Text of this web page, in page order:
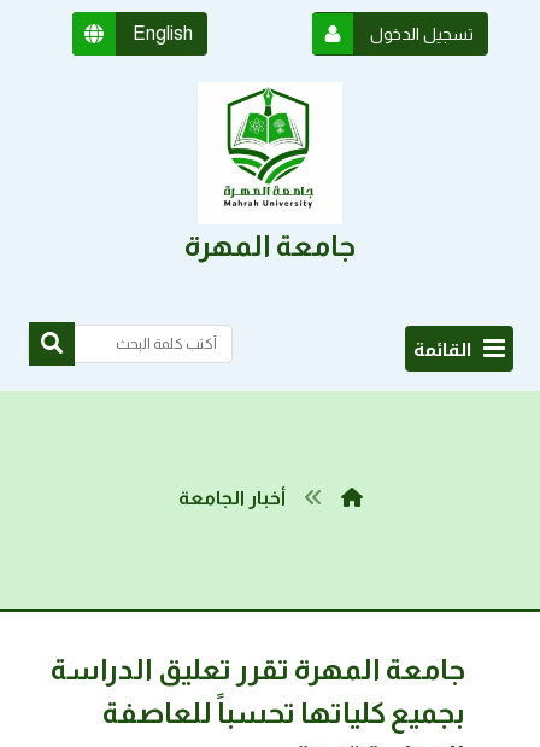
English تسجيل الدخول
جامعة المهرة
القائمة
أخبار الجامعة
جامعة المهرة تقرر تعليق الدراسة
بجميع كلياتها تحسباً للعاصفة